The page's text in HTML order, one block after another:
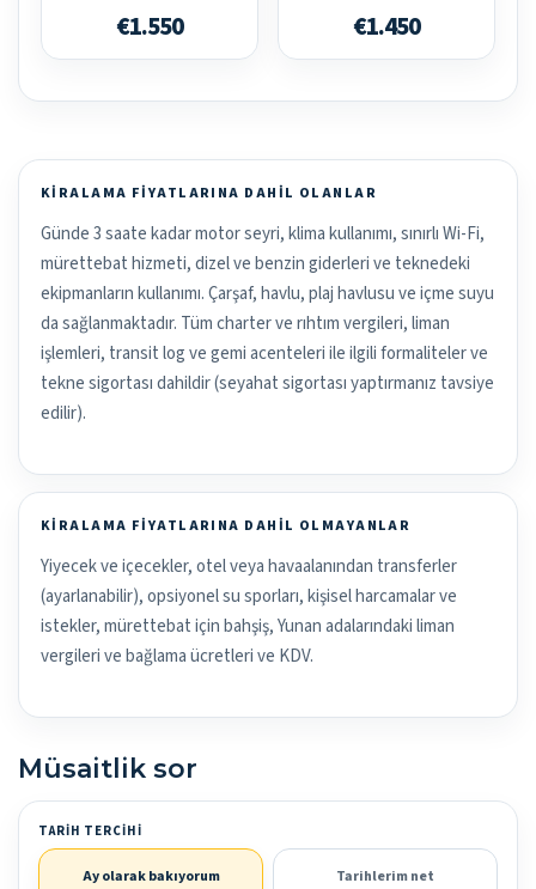
€1.550 €1.450
KIRALAMA FIYATLARINA DAHIL OLANLAR
Günde 3 saate kadar motor seyri, klima kullanımı, sınırlı Wi-Fi,
mürettebat hizmeti, dizel ve benzin giderleri ve teknedeki
ekipmanların kullanımı. Çarşaf, havlu, plaj havlusu ve içme suyu
da sağlanmaktadır. Tüm charter ve rıhtım vergileri, liman
işlemleri, transit log ve gemi acenteleri ile ilgili formaliteler ve
tekne sigortası dahildir (seyahat sigortası yaptırmanız tavsiye
edilir).
KIRALAMA FIYATLARINA DAHIL OLMAYANLAR
Yiyecek ve içecekler, otel veya havaalanından transferler
(ayarlanabilir), opsiyonel su sporları, kişisel harcamalar ve
istekler, mürettebat için bahşiş, Yunan adalarındaki liman
vergileri ve bağlama ücretleri ve KDV.
Müsaitlik sor
TARIH TERCIHI
Ay olarak bakıyorum Tarihlerim net